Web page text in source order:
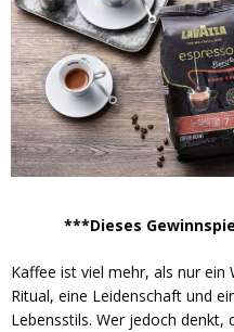
***Dieses
Kaffee ist viel mehr, als nur ein
Ritual, eine Leidenschaft und
Lebensstils. Wer jedoch denkt,